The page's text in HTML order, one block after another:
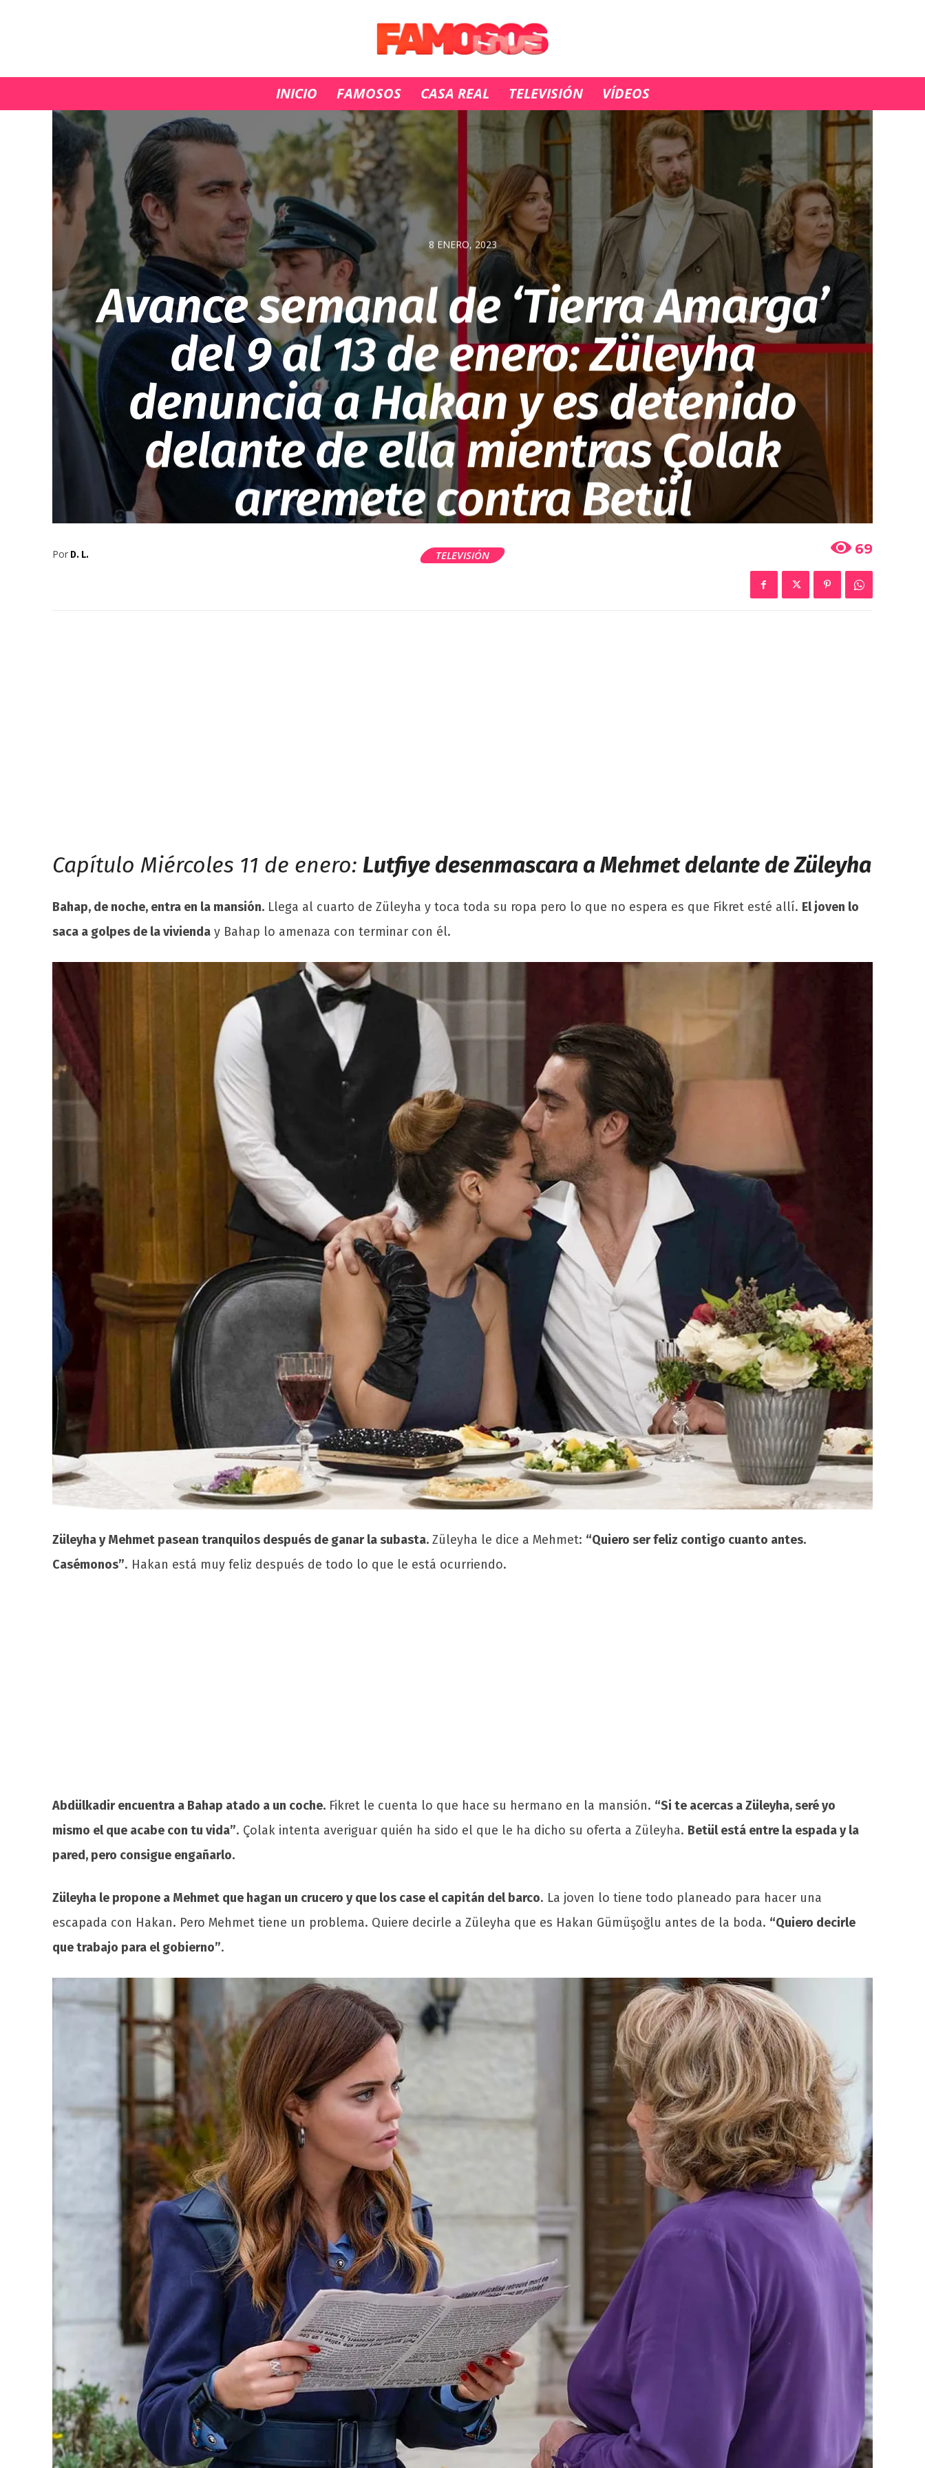
INICIO FAMOSOS CASA REAL TELEVISIÓN VÍDEOS
8 ENERO, 2023
Avance semanal de ‘Tierra Amarga’
del 9 al 13 de enero: Züleyha
denuncia a Hakan y es detenido
delante de ella mientras Çolak
arremete contra Betül
Por D. L. TELEVISIÓN 69
Capítulo Miércoles 11 de enero: Lutfiye desenmascara a Mehmet delante de Züleyha
Bahap, de noche, entra en la mansión. Llega al cuarto de Züleyha y toca toda su ropa pero lo que no espera es que Fikret esté allí. El joven lo
saca a golpes de la vivienda y Bahap lo amenaza con terminar con él.
Züleyha y Mehmet pasean tranquilos después de ganar la subasta. Züleyha le dice a Mehmet: “Quiero ser feliz contigo cuanto antes.
Casémonos”. Hakan está muy feliz después de todo lo que le está ocurriendo.
Abdülkadir encuentra a Bahap atado a un coche. Fikret le cuenta lo que hace su hermano en la mansión. “Si te acercas a Züleyha, seré yo
mismo el que acabe con tu vida”. Çolak intenta averiguar quién ha sido el que le ha dicho su oferta a Züleyha. Betül está entre la espada y la
pared, pero consigue engañarlo.
Züleyha le propone a Mehmet que hagan un crucero y que los case el capitán del barco. La joven lo tiene todo planeado para hacer una
escapada con Hakan. Pero Mehmet tiene un problema. Quiere decirle a Züleyha que es Hakan Gümüşoğlu antes de la boda. “Quiero decirle
que trabajo para el gobierno”.